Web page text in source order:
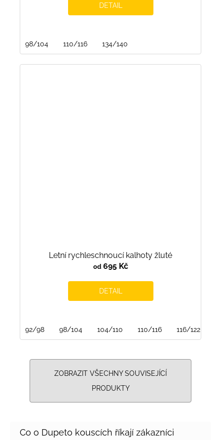
DETAIL
98/104 110/116 134/140
Letní rychleschnoucí kalhoty žluté
od695 Kč
DETAIL
92/98 98/104 104/110 110/116 116/122
ZOBRAZIT VŠECHNY SOUVISEJÍCÍ
PRODUKTY